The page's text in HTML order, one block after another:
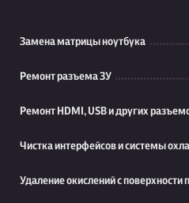
Замена матрицы ноутбука
Ремонт разъема ЗУ
Ремонт HDMI, USB и других
Чистка интерфейсов и системы
Удаление окислений с поверхности